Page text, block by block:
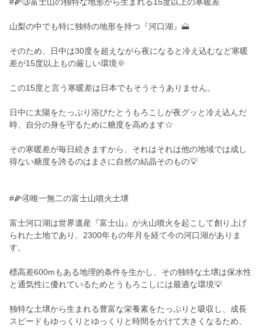
山梨の中でも特に独特の地形を持つ『河口湖』🗻
そのため、日中は30度を超えながら夜になると冷え込むなど寒暖
差が15度以上もの厳しい環境🌞
この15度と言う寒暖差は日本でもそうそうありません。
日中に太陽をたっぷり浴びたとうもろこしが夜グッと冷え込んだ
時、自分の身を守るために糖度を高めます☆
その寒暖差が毎日続きますから、それはそれは他の地域では成し
得ない糖度を誇るのはまさに自然の結晶そのもの💡
#🌽④唯一無二の富士山噴火土壌
富士河口湖は世界遺産『富士山』が火山噴火を起こして創り上げ
られた土地であり、2300年もの年月を経て今の河口湖がありま
す。
標高差600mもある地理的条件を生かし、その独特な土壌は保水性
と通気性に優れているためとうもろこしには最適な環境💡
独特な土壌から生まれる豊富な栄養素をたっぷりと吸収し、成長
スピードもゆっくりとゆっくりと時間をかけて大きくなるため、